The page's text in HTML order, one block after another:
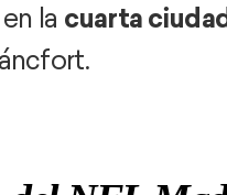
la cuarta